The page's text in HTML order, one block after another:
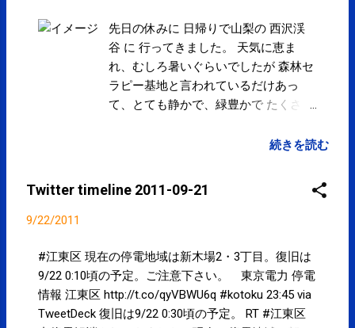
http://t.co/yuQkWd2x 時々、更新するつもりで
す！ #kotoku #江東区 17:44 via TweetDeck
Facebookページ http://t.co/9QgIoS8W 時々、更
新してます！ #kotoku #江東区 17:43 via
TweetDeck 10月のスケジュール更新しました。イレ
願い致します。 spcstyle.com 17:36 via Facebook
15:39 via TweetDeck 10月からの新しい国民健康保険
証は裏面に臓器提供の意思表示を記入できるように
#kotoku 14:24 via TweetDeck 「区議会です」以外に
発信することはないのかな。。。 11:23 via
TweetDeck @ Naoko_Oy docomoからは現時点では
残念ながら可能性はゼロに近いかと...auからiPhone5
先日の休みに 日帰りで山梨の 西沢渓
谷 に 行ってきました。 天気に恵ま
れ、むしろ暑いぐらいでしたが 森林セ
ラピー基地と言われているだけあっ
て、とても静かで、緑豊かで たくさん
続きを読む
Twitter timeline 2011-09-21
9/22/2011
#江東区 現在の停電地域は新木場2・3丁目。復旧は
9/22 0:10頃の予定。ご注意下さい。 東京電力 停電
情報 江東区 http://t.co/qyVBWU6q #kotoku 23:45 via
TweetDeck 復旧は9/22 0:30頃の予定。 RT #江東区